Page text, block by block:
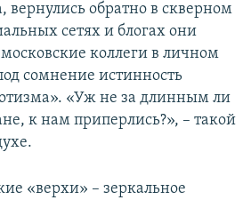
обратно в скверном
сетях и блогах они
коллеги в личном
сомнение истинность
«Уж не за длинным ли
к нам приперлись?», – такой
«верхи» – зеркальное